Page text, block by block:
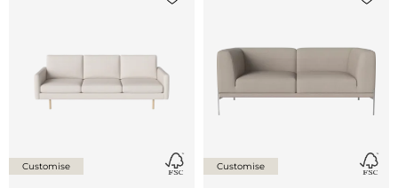
Customise Customise